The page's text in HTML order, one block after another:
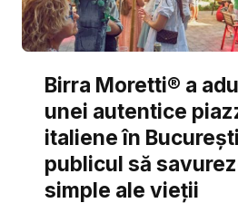
Birra Moretti® a
unei autentice
italiene în
publicul să
simple ale vieții